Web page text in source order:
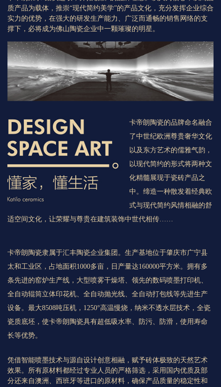
质产品为载体，推崇“现代简约美学”的产品文化，充分发挥企业综合
实力的优势，在强大的研发生产能力、广泛而通畅的销售网络的支
撑下，必将成为佛山陶瓷企业中一颗璀璨的明星。
卡帝朗陶瓷的品牌命名融合
了中世纪欧洲尊贵奢华文化
以及东方艺术的儒雅气韵，
以现代简约的形式将两种文
化精髓展现于瓷砖产品之
中。缔造一种散发着经典欧
式与现代简约风情相融的舒
适空间文化，让荣耀与尊贵在建筑装饰中世代相传……
卡帝朗陶瓷隶属于汇丰陶瓷企业集团。生产基地位于肇庆市广宁县
太和工业区，占地面积1000多亩，日产量达160000平方米。拥有多
条先进的窑炉生产线，大型喷雾干燥塔、领先的数码喷墨打印机、
全自动辊筒立体印花机、全自动抛光线、全自动打包线等先进生产
设备。最大8508吨压机，1250°高温慢烧，纳米不透水层技术，全瓷
瓷质底坯，使卡帝朗陶瓷具有超低吸水率、防污、防滑，使用寿命
长等优势。
凭借智能喷墨技术与源自设计创意相融，赋予砖体极致的天然艺术
效果。所有原材料都经过专业人员的严格筛选，采用国内优质及部
分还来自澳洲、西班牙等进口的原材料，确保产品质量的稳定性和